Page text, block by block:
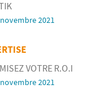
2021
VOTRE R.O.I
2021